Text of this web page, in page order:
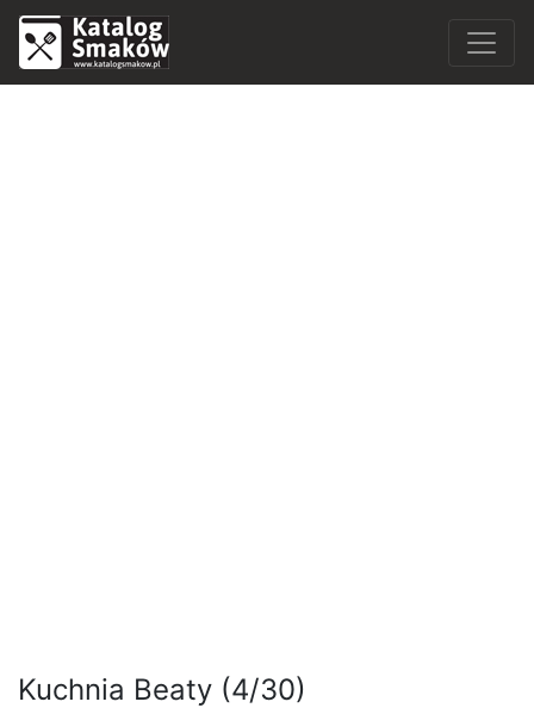
Kuchnia Beaty (4/30)